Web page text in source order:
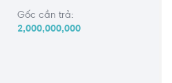
Gốc cần trả:
2,000,000,000